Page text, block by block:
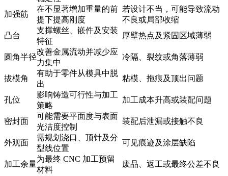
加强筋
在不显著增加重量的前
提下提高刚度
若设计不当，可能导致流动
不良或局部收缩
凸台
支撑螺丝、嵌件及安装
特征
厚壁热点及紧固区域薄弱
圆角半径
改善金属流动并减少应
力集中
冷隔、裂纹或角落薄弱
拔模角
有助于零件从模具中脱
出
粘模、拖痕及顶出问题
孔位
影响铸造可行性与加工
策略
加工成本升高或装配问题
密封面
可能需要平面度与表面
光洁度控制
装配后泄漏或接触不良
外观面
需规划浇口、顶针及分
型线位置
可见痕迹及涂层缺陷
加工余量
为最终 CNC 加工预留
材料
废品、返工或最终公差不良